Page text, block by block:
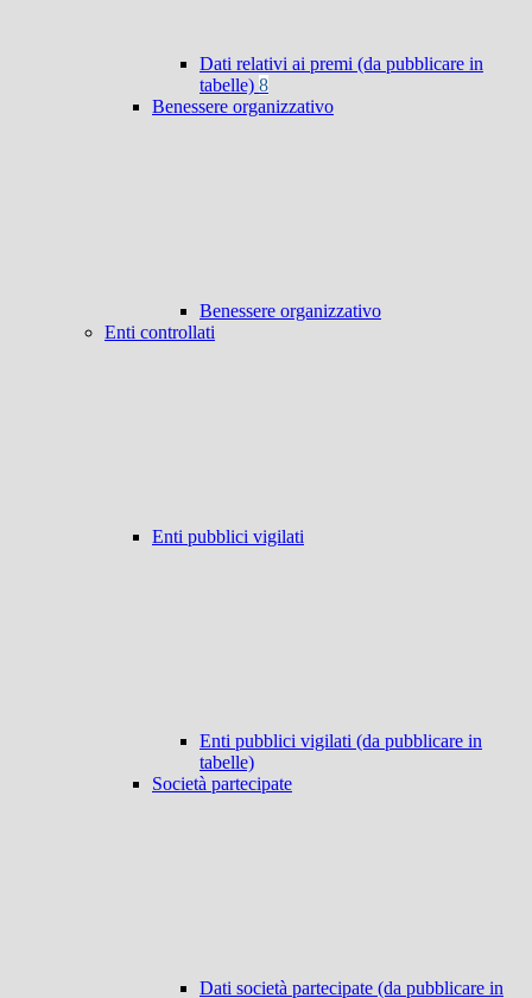
Dati relativi ai premi (da pubblicare in
tabelle) 8
Benessere organizzativo
Benessere organizzativo
Enti controllati
Enti pubblici vigilati
Enti pubblici vigilati (da pubblicare in
tabelle)
Società partecipate
Dati società partecipate (da pubblicare in